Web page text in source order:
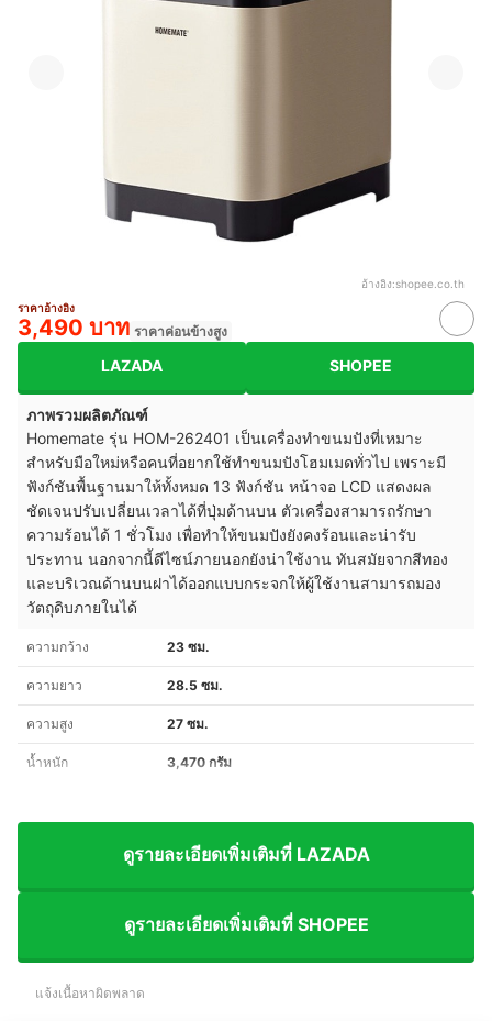
อ้างอิง:shopee.co.th
ราคาอ้างอิง
3,490 บาท ราคาค่อนข้างสูง
LAZADA SHOPEE
ภาพรวมผลิตภัณฑ์
Homemate รุ่น HOM-262401 เป็นเครื่องทำขนมปังที่เหมาะ
สำหรับมือใหม่หรือคนที่อยากใช้ทำขนมปังโฮมเมดทั่วไป เพราะมี
ฟังก์ชันพื้นฐานมาให้ทั้งหมด 13 ฟังก์ชัน หน้าจอ LCD แสดงผล
ชัดเจนปรับเปลี่ยนเวลาได้ที่ปุ่มด้านบน ตัวเครื่องสามารถรักษา
ความร้อนได้ 1 ชั่วโมง เพื่อทำให้ขนมปังยังคงร้อนและน่ารับ
ประทาน นอกจากนี้ดีไซน์ภายนอกยังน่าใช้งาน ทันสมัยจากสีทอง
และบริเวณด้านบนฝาได้ออกแบบกระจกให้ผู้ใช้งานสามารถมอง
วัตถุดิบภายในได้
ความกว้าง 23 ซม.
ความยาว 28.5 ซม.
ความสูง 27 ซม.
น้ำหนัก 3,470 กรัม
ดูรายละเอียดเพิ่มเติมที่ LAZADA
ดูรายละเอียดเพิ่มเติมที่ SHOPEE
แจ้งเนื้อหาผิดพลาด